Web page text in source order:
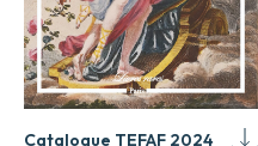
Catalogue TEFAF 2024